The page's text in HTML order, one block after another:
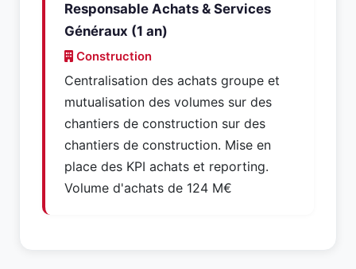
Responsable Achats & Services
Généraux (1 an)
Construction
Centralisation des achats groupe et
mutualisation des volumes sur des
chantiers de construction sur des
chantiers de construction. Mise en
place des KPI achats et reporting.
Volume d'achats de 124 M€